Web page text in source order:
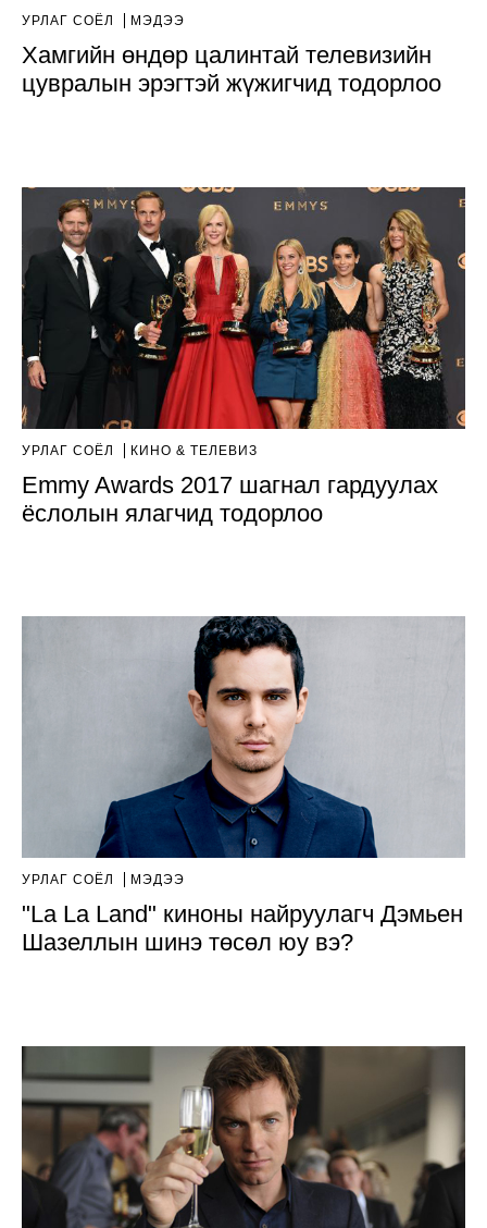
УРЛАГ СОЁЛ МЭДЭЭ
Хамгийн өндөр цалинтай телевизийн
цувралын эрэгтэй жүжигчид тодорлоо
УРЛАГ СОЁЛ КИНО & ТЕЛЕВИЗ
Emmy Awards 2017 шагнал гардуулах
ёслолын ялагчид тодорлоо
УРЛАГ СОЁЛ МЭДЭЭ
"La La Land" киноны найруулагч Дэмьен
Шазеллын шинэ төсөл юу вэ?